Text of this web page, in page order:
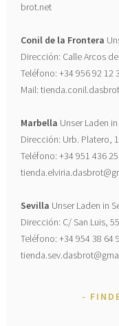
brot.net
Conil de la Frontera
Dirección: Calle Arcos
Teléfono: +34 956 92 12
Mail:
Marbella Unser Laden
Dirección: Urb. Platero,
Teléfono: +34 951 436
Sevilla Unser Laden in
Dirección: C/ San Luis,
Teléfono: +34 954 38 64